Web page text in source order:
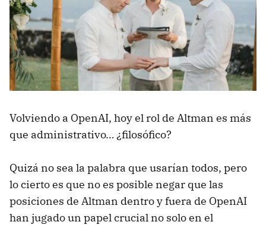
Volviendo a OpenAI, hoy el rol de Altman es más
que administrativo… ¿filosófico?
Quizá no sea la palabra que usarían todos, pero
lo cierto es que no es posible negar que las
posiciones de Altman dentro y fuera de OpenAI
han jugado un papel crucial no solo en el